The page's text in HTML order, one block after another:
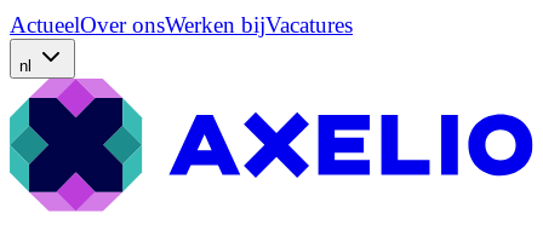
ActueelOver onsWerken bijVacatures
nl